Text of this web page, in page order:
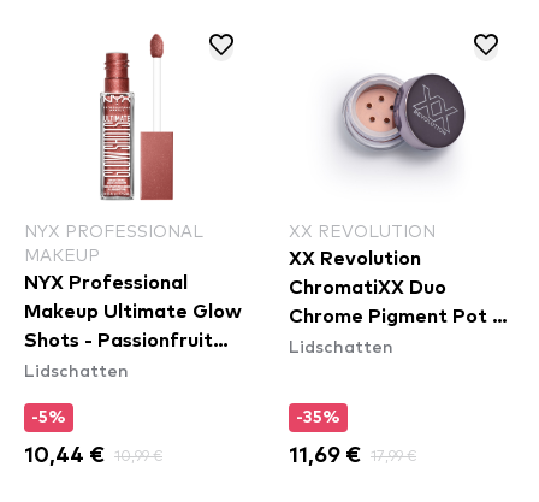
NYX PROFESSIONAL
MAKEUP
NYX Professional
Makeup Ultimate Glow
Shots - Passionfruit
Posh (UGS17)
Lidschatten
-5%
10,44 € 10,99 €
XX REVOLUTION
XX Revolution
ChromatiXX Duo
Chrome Pigment Pot -
Charge
Lidschatten
-35%
11,69 € 17,99 €